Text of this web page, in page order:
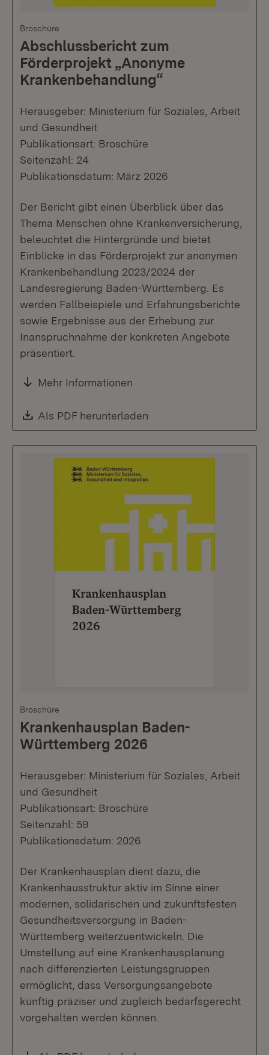
Broschüre
Abschlussbericht zum
Förderprojekt „Anonyme
Krankenbehandlung“
Herausgeber: Ministerium für Soziales, Arbeit
und Gesundheit
Publikationsart: Broschüre
Seitenzahl: 24
Publikationsdatum: März 2026
Der Bericht gibt einen Überblick über das
Thema Menschen ohne Krankenversicherung,
beleuchtet die Hintergründe und bietet
Einblicke in das Förderprojekt zur anonymen
Krankenbehandlung 2023/2024 der
Landesregierung Baden-Württemberg. Es
werden Fallbeispiele und Erfahrungsberichte
sowie Ergebnisse aus der Erhebung zur
Inanspruchnahme der konkreten Angebote
präsentiert.
Mehr Informationen
Download:
Als PDF herunterladen
Broschüre
Krankenhausplan Baden-
Württemberg 2026
Herausgeber: Ministerium für Soziales, Arbeit
und Gesundheit
Publikationsart: Broschüre
Seitenzahl: 59
Publikationsdatum: 2026
Der Krankenhausplan dient dazu, die
Krankenhausstruktur aktiv im Sinne einer
modernen, solidarischen und zukunftsfesten
Gesundheitsversorgung in Baden-
Württemberg weiterzuentwickeln. Die
Umstellung auf eine Krankenhausplanung
nach differenzierten Leistungsgruppen
ermöglicht, dass Versorgungsangebote
künftig präziser und zugleich bedarfsgerecht
vorgehalten werden können.